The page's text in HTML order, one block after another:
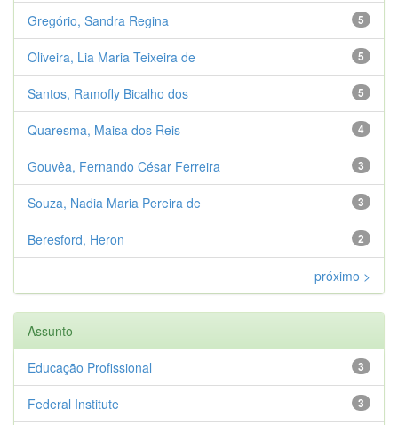
5
Gregório, Sandra Regina
5
Oliveira, Lia Maria Teixeira de
5
Santos, Ramofly Bicalho dos
4
Quaresma, Maisa dos Reis
3
Gouvêa, Fernando César Ferreira
3
Souza, Nadia Maria Pereira de
2
Beresford, Heron
próximo >
Assunto
3
Educação Profissional
3
Federal Institute